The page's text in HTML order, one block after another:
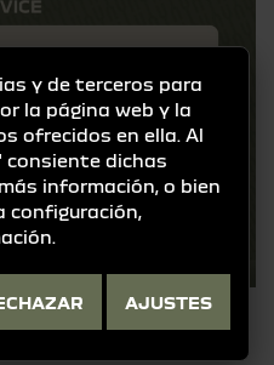
y de terceros para
la página web y la
ofrecidos en ella. Al
consiente dichas
información, o bien
configuración,
AJUSTES